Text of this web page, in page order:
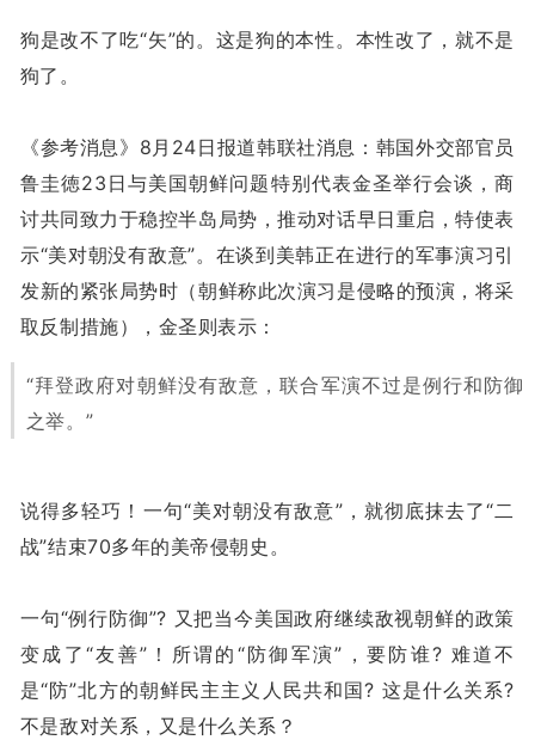
狗是改不了吃“矢”的。这是狗的本性。本性改了，就不是
狗了。
《参考消息》8月24日报道韩联社消息：韩国外交部官员
鲁圭徳23日与美国朝鲜问题特别代表金圣举行会谈，商
讨共同致力于稳控半岛局势，推动对话早日重启，特使表
示“美对朝没有敌意”。在谈到美韩正在进行的军事演习引
发新的紧张局势时（朝鲜称此次演习是侵略的预演，将采
取反制措施），金圣则表示：
“拜登政府对朝鲜没有敌意，联合军演不过是例行和防御
之举。”
说得多轻巧！一句“美对朝没有敌意”，就彻底抹去了“二
战”结束70多年的美帝侵朝史。
一句“例行防御”? 又把当今美国政府继续敌视朝鲜的政策
变成了“友善”！所谓的“防御军演”，要防谁? 难道不
是“防”北方的朝鲜民主主义人民共和国? 这是什么关系?
不是敌对关系，又是什么关系？